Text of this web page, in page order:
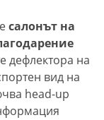
салонът на
дефлектора на
вид на
head-up